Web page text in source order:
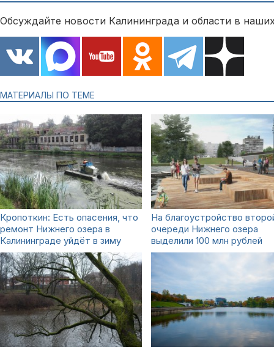
Обсуждайте новости Калининграда и области в
МАТЕРИАЛЫ ПО ТЕМЕ
Кропоткин: Есть опасения, что
ремонт Нижнего озера в
Калининграде уйдёт в зиму
На благоустройство
очереди Нижнего озера
выделили 100 млн рублей